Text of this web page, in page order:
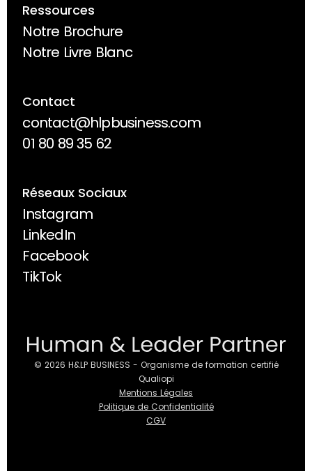
Ressources
Notre Brochure
Notre Brochure
Notre Livre Blanc
Notre Livre Blanc
Contact
contact@hlpbusiness.com
contact@hlpbusiness.com
01 80 89 35 62
01 80 89 35 62
Réseaux Sociaux
Instagram
Instagram
LinkedIn
LinkedIn
Facebook
Facebook
TikTok
TikTok
© 2026 H&LP BUSINESS - Organisme de formation certifié
Qualiopi
Mentions Légales
Politique de Confidentialité
CGV